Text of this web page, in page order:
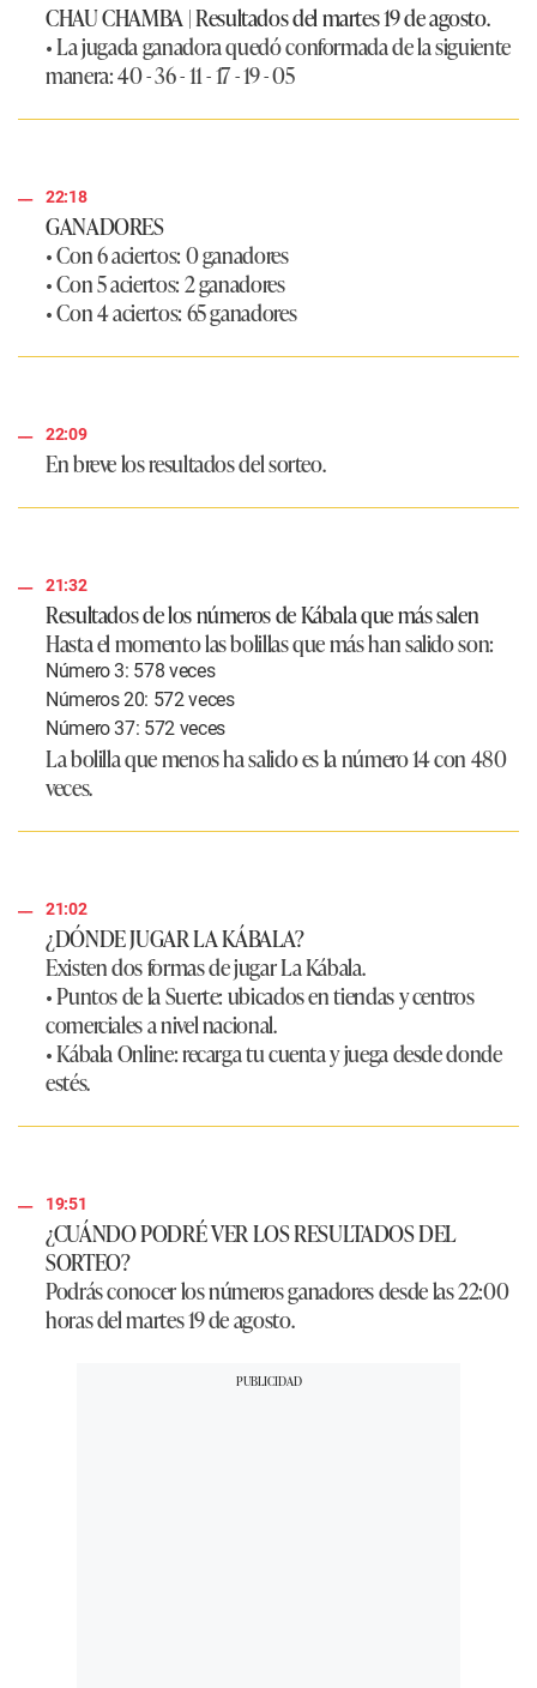
CHAU CHAMBA | Resultados del martes 19 de agosto.
• La jugada ganadora quedó conformada de la siguiente
manera:40 - 36 - 11 - 17 - 19 - 05
22:18
GANADORES
• Con 6 aciertos: 0 ganadores
• Con 5 aciertos: 2 ganadores
• Con 4 aciertos: 65 ganadores
22:09
En breve los resultados del sorteo.
21:32
Resultados de los números de Kábala que más salen
Hasta el momento las bolillas que más han salido son:
Número 3: 578 veces
Números 20: 572 veces
Número 37: 572 veces
La bolilla que menos ha salido es la número 14 con 480
veces.
21:02
¿DÓNDE JUGAR LA KÁBALA?
Existen dos formas de jugar La Kábala.
• Puntos de la Suerte: ubicados en tiendas y centros
comerciales a nivel nacional.
• Kábala Online: recarga tu cuenta y juega desde donde
estés.
19:51
¿CUÁNDO PODRÉ VER LOS RESULTADOS DEL
SORTEO?
Podrás conocer los números ganadores desde las 22:00
horas del martes 19 de agosto.